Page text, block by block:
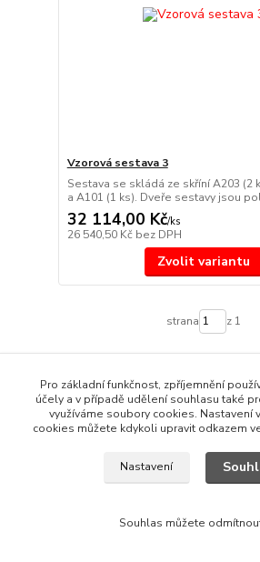
Vzorová sestava 3
Sestava se skládá ze skříní A203 (2
a A101 (1 ks). Dveře sestavy jsou
32 114,00 Kč/ks
26 540,50 Kč bez DPH
Zvolit variantu
strana z 1
Pro základní funkčnost, zpříjemnění
účely a v případě udělení souhlasu také
využíváme soubory cookies. Nastavení
cookies můžete kdykoli upravit odkazem
Nastavení
Souhlas můžete